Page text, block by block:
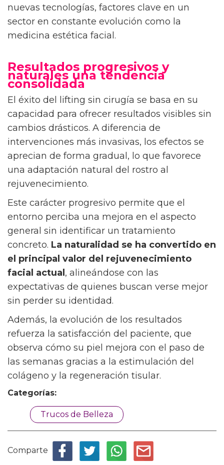
nuevas tecnologías, factores clave en un
sector en constante evolución como la
medicina estética facial.
Resultados progresivos y
naturales una tendencia
consolidada
El éxito del lifting sin cirugía se basa en su
capacidad para ofrecer resultados visibles sin
cambios drásticos. A diferencia de
intervenciones más invasivas, los efectos se
aprecian de forma gradual, lo que favorece
una adaptación natural del rostro al
rejuvenecimiento.
Este carácter progresivo permite que el
entorno perciba una mejora en el aspecto
general sin identificar un tratamiento
concreto. La naturalidad se ha convertido en
el principal valor del rejuvenecimiento
facial actual , alineándose con las
expectativas de quienes buscan verse mejor
sin perder su identidad.
Además, la evolución de los resultados
refuerza la satisfacción del paciente, que
observa cómo su piel mejora con el paso de
las semanas gracias a la estimulación del
colágeno y la regeneración tisular.
Categorías:
Trucos de Belleza
Comparte